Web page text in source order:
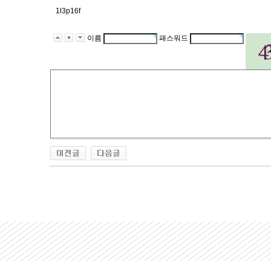
1l3p16f
이름 패스워드